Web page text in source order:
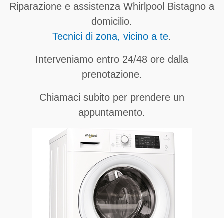
Riparazione e assistenza Whirlpool Bistagno a
domicilio.
Tecnici di zona, vicino a te.
Interveniamo entro 24/48 ore dalla
prenotazione.
Chiamaci subito per prendere un
appuntamento.